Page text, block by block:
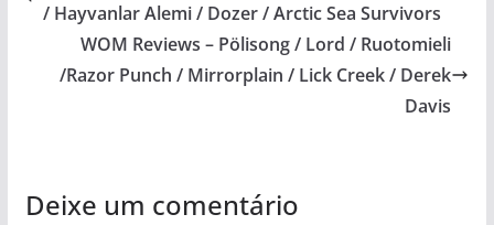
/ Hayvanlar Alemi / Dozer / Arctic Sea Survivors
WOM Reviews – Pölisong / Lord / Ruotomieli
/Razor Punch / Mirrorplain / Lick Creek / Derek
Davis
Deixe um comentário